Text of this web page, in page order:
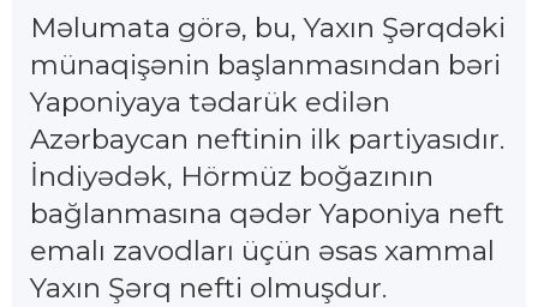
Məlumata görə, bu, Yaxın Şərqdəki
münaqişənin başlanmasından bəri
Yaponiyaya tədarük edilən
Azərbaycan neftinin ilk partiyasıdır.
İndiyədək, Hörmüz boğazının
bağlanmasına qədər Yaponiya neft
emalı zavodları üçün əsas xammal
Yaxın Şərq nefti olmuşdur.